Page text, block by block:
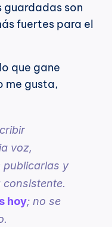
son
fuertes para el
que gane
me gusta,
voz,
publicarlas y
hoy; no se